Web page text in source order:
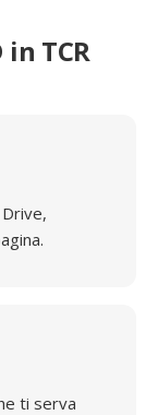
TCR
ti serva